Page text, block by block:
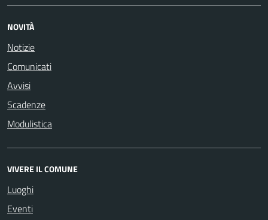
NOVITÀ
Notizie
Comunicati
Avvisi
Scadenze
Modulistica
VIVERE IL COMUNE
Luoghi
Eventi